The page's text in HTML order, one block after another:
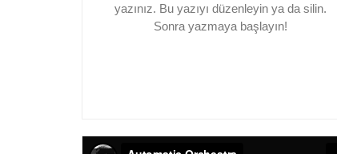
yazınız. Bu yazıyı düzenleyin ya da silin.
Sonra yazmaya başlayın!